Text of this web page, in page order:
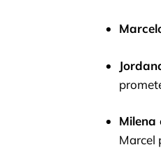
Milena
Marcel